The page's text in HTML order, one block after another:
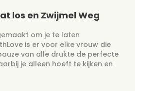
los en Zwijmel Weg
om je te laten
is er voor elke vrouw die
van alle drukte de perfecte
je alleen hoeft te kijken en